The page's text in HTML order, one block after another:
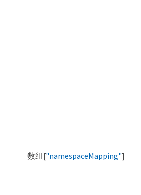
数组["namespaceMapping"]